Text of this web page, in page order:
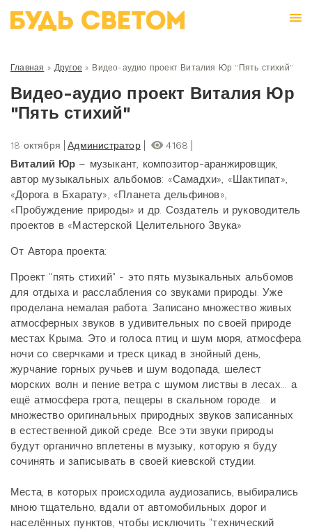
Главная » Другое » Видео-аудио проект Виталия Юр "Пять стихий"
Видео-аудио проект Виталия Юр
"Пять стихий"
18 октября Администратор 4168
Виталий Юр – музыкант, композитор-аранжировщик,
автор музыкальных альбомов: «Самадхи», «Шактипат»,
«Дорога в Бхарату», «Планета дельфинов»,
«Пробуждение природы» и др. Создатель и руководитель
проектов в «Мастерской Целительного Звука»
От Автора проекта:
Проект "пять стихий" - это пять музыкальных альбомов
для отдыха и расслабления со звуками природы. Уже
проделана немалая работа. Записано множество живых
атмосферных звуков в удивительных по своей природе
местах Крыма. Это и голоса птиц и шум моря, атмосфера
ночи со сверчками и треск цикад в знойный день,
журчание горных ручьев и шум водопада, шелест
морских волн и пение ветра с шумом листвы в лесах... а
ещё атмосфера грота, пещеры в скальном городе... и
множество оригинальных природных звуков записанных
в естественной дикой среде. Все эти звуки природы
будут органично вплетены в музыку, которую я буду
сочинять и записывать в своей киевской студии.
Места, в которых происходила аудиозапись, выбирались
мною тщательно, вдали от автомобильных дорог и
населённых пунктов, чтобы исключить "технический